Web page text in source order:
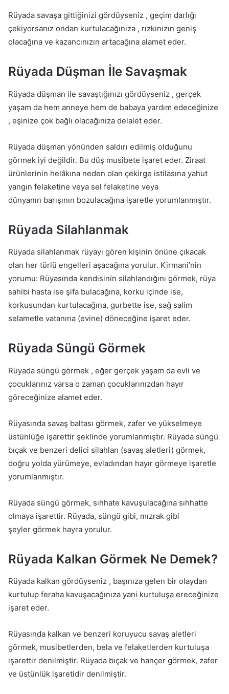
Rüyada savaşa gittiğinizi gördüyseniz , geçim darlığı
çekiyorsanız ondan kurtulacağınıza , rızkınızın geniş
olacağına ve kazancınızın artacağına alamet eder.
Rüyada Düşman İle Savaşmak
Rüyada düşman ile savaştığınızı gördüyseniz , gerçek
yaşam da hem anneye hem de babaya yardım edeceğinize
, eşinize çok bağlı olacağınıza delalet eder.
Rüyada düşman yönünden saldırı edilmiş olduğunu
görmek iyi değildir. Bu düş musibete işaret eder. Ziraat
ürünlerinin helâkına neden olan çekirge istilasına yahut
yangın felaketine veya sel felaketine veya
dünyanın barışının bozulacağına işaretle yorumlanmıştır.
Rüyada Silahlanmak
Rüyada silahlanmak rüyayı gören kişinin önüne çıkacak
olan her türlü engelleri aşacağına yorulur. Kirmani’nin
yorumu: Rüyasında kendisinin silahlandığını görmek, rüya
sahibi hasta ise şifa bulacağına, korku içinde ise,
korkusundan kurtulacağına, gurbette ise, sağ salim
selametle vatanına (evine) döneceğine işaret eder.
Rüyada Süngü Görmek
Rüyada süngü görmek , eğer gerçek yaşam da evli ve
çocuklarınız varsa o zaman çocuklarınızdan hayır
göreceğinize alamet eder.
Rüyasında savaş baltası görmek, zafer ve yükselmeye
üstünlüğe işarettir şeklinde yorumlanmıştır. Rüyada süngü
bıçak ve benzeri delici silahlan (savaş aletleri) görmek,
doğru yolda yürümeye, evladından hayır görmeye işaretle
yorumlanmıştır.
Rüyada süngü görmek, sıhhate kavuşulacağına sıhhatte
olmaya işarettir. Rüyada, süngü gibi, mızrak gibi
şeyler görmek hayra yorulur.
Rüyada Kalkan Görmek Ne Demek?
Rüyada kalkan gördüyseniz , başınıza gelen bir olaydan
kurtulup feraha kavuşacağınıza yani kurtuluşa ereceğinize
işaret eder.
Rüyasında kalkan ve benzeri koruyucu savaş aletleri
görmek, musibetlerden, bela ve felaketlerden kurtuluşa
işarettir denilmiştir. Rüyada bıçak ve hançer görmek, zafer
ve üstünlük işaretidir denilmiştir.